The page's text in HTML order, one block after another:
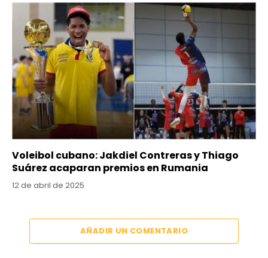
Voleibol cubano: Jakdiel Contreras y Thiago
Suárez acaparan premios en Rumania
12 de abril de 2025
AÑADIR UN COMENTARIO